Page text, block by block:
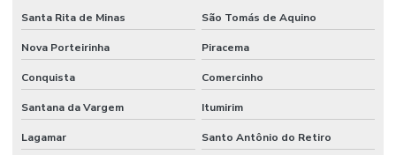
Santa Rita de Minas São Tomás de Aquino
Nova Porteirinha Piracema
Conquista Comercinho
Santana da Vargem Itumirim
Lagamar Santo Antônio do Retiro